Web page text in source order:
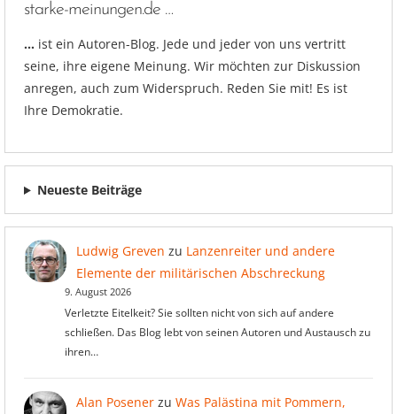
starke-meinungen.de …
… ist ein Autoren-Blog. Jede und jeder von uns vertritt
seine, ihre eigene Meinung. Wir möchten zur Diskussion
anregen, auch zum Widerspruch. Reden Sie mit! Es ist
Ihre Demokratie.
Neueste Beiträge
Ludwig Greven zu Lanzenreiter und andere
Elemente der militärischen Abschreckung
9. August 2026
Verletzte Eitelkeit? Sie sollten nicht von sich auf andere
schließen. Das Blog lebt von seinen Autoren und Austausch zu
ihren…
Alan Posenerzu Was Palästina mit Pommern,